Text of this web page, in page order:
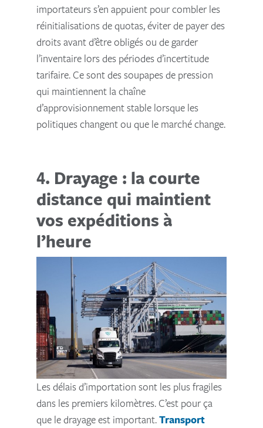
importateurs s’en appuient pour combler les
réinitialisations de quotas, éviter de payer des
droits avant d’être obligés ou de garder
l’inventaire lors des périodes d’incertitude
tarifaire. Ce sont des soupapes de pression
qui maintiennent la chaîne
d’approvisionnement stable lorsque les
politiques changent ou que le marché change.
4. Drayage : la courte
distance qui maintient
vos expéditions à
l’heure
Les délais d’importation sont les plus fragiles
dans les premiers kilomètres. C’est pour ça
que le drayage est important.Transport